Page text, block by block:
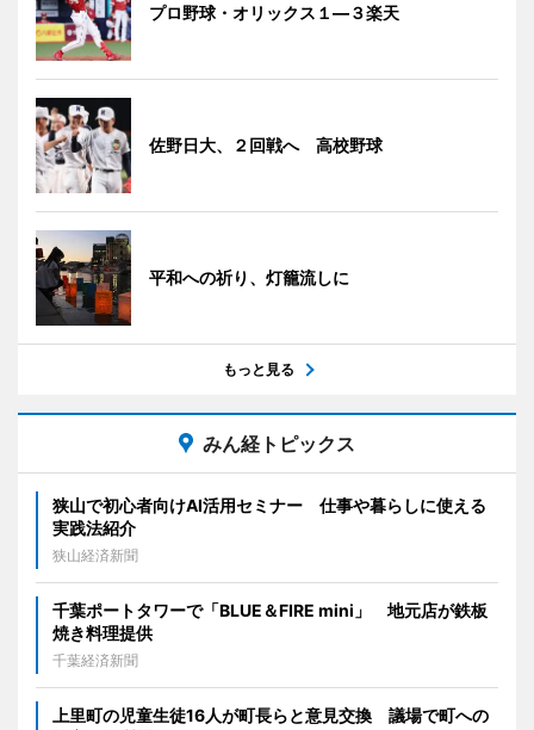
プロ野球・オリックス１―３楽天
佐野日大、２回戦へ 高校野球
平和への祈り、灯籠流しに
もっと見る
みん経トピックス
狭山で初心者向けAI活用セミナー 仕事や暮らしに使える
実践法紹介
狭山経済新聞
千葉ポートタワーで「BLUE＆FIRE mini」 地元店が鉄板
焼き料理提供
千葉経済新聞
上里町の児童生徒16人が町長らと意見交換 議場で町への